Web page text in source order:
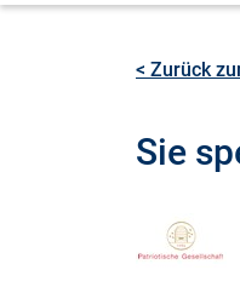
< Zurück
Sie